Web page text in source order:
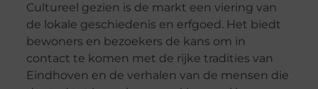
Cultureel gezien is de markt een viering van
de lokale geschiedenis en erfgoed. Het biedt
bewoners en bezoekers de kans om in
contact te komen met de rijke tradities van
Eindhoven en de verhalen van de mensen die